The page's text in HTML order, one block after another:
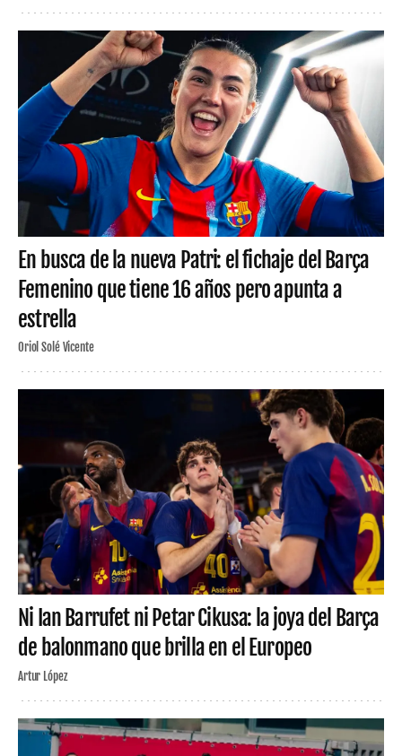
En busca de la nueva Patri: el fichaje del Barça
Femenino que tiene 16 años pero apunta a
estrella
Oriol Solé Vicente
Ni Ian Barrufet ni Petar Cikusa: la joya del Barça
de balonmano que brilla en el Europeo
Artur López